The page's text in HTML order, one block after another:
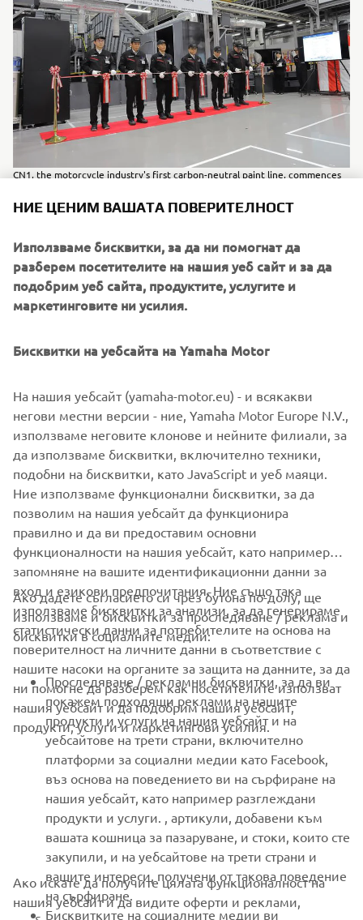
CN1, the motorcycle industry's first carbon-neutral paint line, commences
CN1, the motorcycle industry's first carbon-neutral paint line.
MORE CORPORATE NEWS
CORPORATE
FOR BUSINESS
MORE YAMAHA
SUPPORT
НОВИНАРСКИ БЮЛЕТИН
Бъдете първите, които ще научат за най-новите оферти,
специални събития, нови модели и много други
НИЕ ЦЕНИМ ВАШАТА ПОВЕРИТЕЛНОСТ
Използваме бисквитки, за да ни помогнат да
разберем посетителите на нашия уеб сайт и за да
подобрим уеб сайта, продуктите, услугите и
маркетинговите ни усилия.
Бисквитки на уебсайта на Yamaha Motor
На нашия уебсайт (yamaha-motor.eu) - и всякакви
негови местни версии - ние, Yamaha Motor Europe N.V.,
използваме неговите клонове и нейните филиали, за
да използваме бисквитки, включително техники,
подобни на бисквитки, като JavaScript и уеб маяци.
Ние използваме функционални бисквитки, за да
позволим на нашия уебсайт да функционира
правилно и да ви предоставим основни
функционалности на нашия уебсайт, като например
запомняне на вашите идентификационни данни за
вход и езикови предпочитания. Ние също така
използваме бисквитки за анализи, за да генерираме
статистически данни за потребителите на основа на
поверителност на личните данни в съответствие с
нашите насоки на органите за защита на данните, за да
ни помогне да разберем как посетителите използват
нашия уебсайт и да подобрим нашия уебсайт,
продукти, услуги и маркетингови усилия.
Ако дадете съгласието си чрез бутона по-долу, ще
използваме и бисквитки за проследяване / реклама и
бисквитки в социалните медии:
Проследяване / рекламни бисквитки, за да ви
покажем подходящи реклами на нашите
продукти и услуги на нашия уебсайт и на
уебсайтове на трети страни, включително
платформи за социални медии като Facebook,
въз основа на поведението ви на сърфиране на
нашия уебсайт, като например разглеждани
продукти и услуги. , артикули, добавени към
вашата кошница за пазаруване, и стоки, които сте
закупили, и на уебсайтове на трети страни и
вашите интереси, получени от такова поведение
на сърфиране.
Бисквитките на социалните медии ви
Ако искате да получите цялата функционалност на
нашия уебсайт и да видите оферти и реклами,